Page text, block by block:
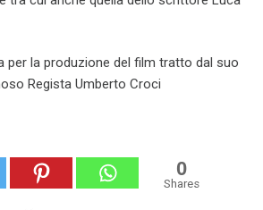
per la produzione del film tratto dal suo
Regista Umberto Croci
0
Shares